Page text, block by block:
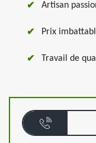
Artisan
Prix
Travail de